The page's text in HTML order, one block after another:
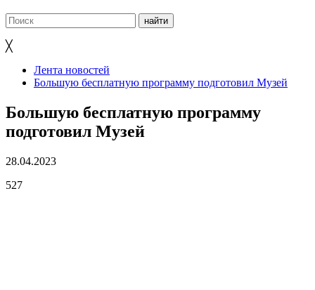
╳
Лента новостей
Большую бесплатную программу подготовил Музей
Большую бесплатную программу
подготовил Музей
28.04.2023
527